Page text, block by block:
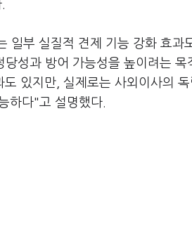
일부 실질적 견제 기능 강화 효과
성과 방어 가능성을 높이려는 목
있지만, 실제로는 사외이사의 독
하다"고 설명했다.